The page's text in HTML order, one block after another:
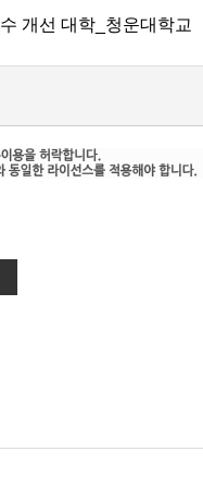
개선 대학_청운대학교